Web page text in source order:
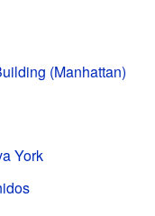
(Manhattan)
York